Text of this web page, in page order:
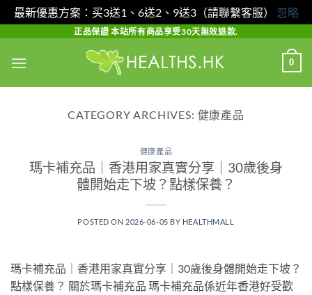
最新優惠方案：买3送1、6送2、9送3（請聯繫客服） 忽略
content
正品保證 本站所有商品享受30天無效退款.
0
CATEGORY ARCHIVES: 健康產品
健康產品
瑪卡補充品｜香港用家真實分享｜30歲後身
體開始走下坡？點樣保養？
POSTED ON 2026-06-05 BY HEALTHMALL
瑪卡補充品｜香港用家真實分享｜30歲後身體開始走下坡？
點樣保養？ 關於瑪卡補充品 瑪卡補充品係近年香港好受歡